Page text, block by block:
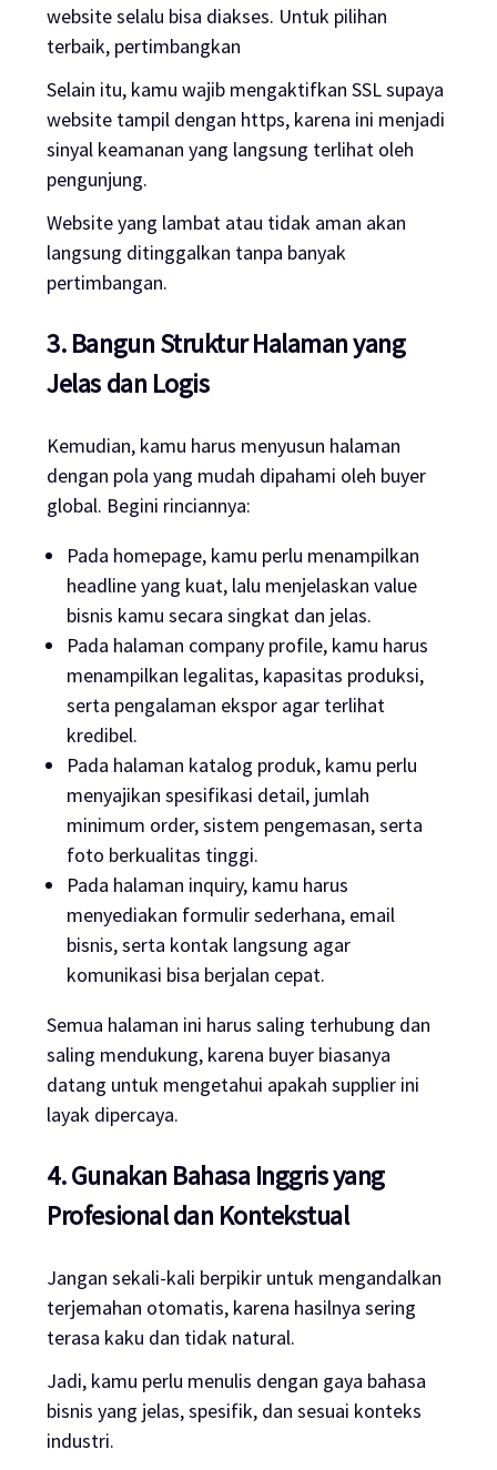
website selalu bisa diakses. Untuk pilihan
terbaik, pertimbangkan
Selain itu, kamu wajib mengaktifkan SSL supaya
website tampil dengan https, karena ini menjadi
sinyal keamanan yang langsung terlihat oleh
pengunjung.
Website yang lambat atau tidak aman akan
langsung ditinggalkan tanpa banyak
pertimbangan.
3. Bangun Struktur Halaman yang
Jelas dan Logis
Kemudian, kamu harus menyusun halaman
dengan pola yang mudah dipahami oleh buyer
global. Begini rinciannya:
Pada homepage, kamu perlu menampilkan
headline yang kuat, lalu menjelaskan value
bisnis kamu secara singkat dan jelas.
Pada halaman company profile, kamu harus
menampilkan legalitas, kapasitas produksi,
serta pengalaman ekspor agar terlihat
kredibel.
Pada halaman katalog produk, kamu perlu
menyajikan spesifikasi detail, jumlah
minimum order, sistem pengemasan, serta
foto berkualitas tinggi.
Pada halaman inquiry, kamu harus
menyediakan formulir sederhana, email
bisnis, serta kontak langsung agar
komunikasi bisa berjalan cepat.
Semua halaman ini harus saling terhubung dan
saling mendukung, karena buyer biasanya
datang untuk mengetahui apakah supplier ini
layak dipercaya.
4. Gunakan Bahasa Inggris yang
Profesional dan Kontekstual
Jangan sekali-kali berpikir untuk mengandalkan
terjemahan otomatis, karena hasilnya sering
terasa kaku dan tidak natural.
Jadi, kamu perlu menulis dengan gaya bahasa
bisnis yang jelas, spesifik, dan sesuai konteks
industri.